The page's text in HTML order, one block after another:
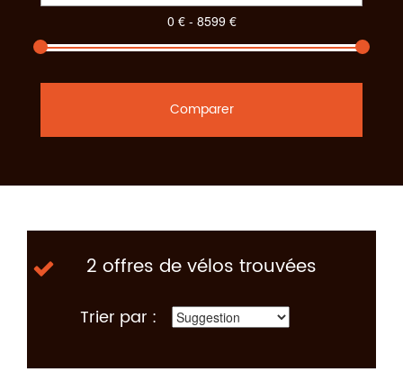
Comparer
2 offres de vélos trouvées
Trier par :